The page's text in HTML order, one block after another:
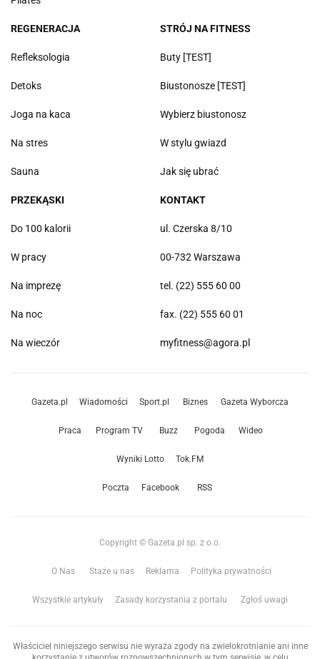
REGENERACJA
Refleksologia
Detoks
Joga na kaca
Na stres
Sauna
STRÓJ NA FITNESS
Buty [TEST]
Biustonosze [TEST]
Wybierz biustonosz
W stylu gwiazd
Jak się ubrać
PRZEKĄSKI
Do 100 kalorii
W pracy
Na imprezę
Na noc
Na wieczór
KONTAKT
ul. Czerska 8/10
00-732 Warszawa
tel. (22) 555 60 00
fax. (22) 555 60 01
myfitness@agora.pl
Gazeta.pl Wiadomości Sport.pl Biznes Gazeta Wyborcza
Praca Program TV Buzz Pogoda Wideo
Wyniki Lotto Tok.FM
Poczta Facebook RSS
Copyright © Gazeta.pl sp. z o.o.
O Nas Staże u nas Reklama Polityka prywatności
Wszystkie artykuły Zasady korzystania z portalu Zgłoś uwagi
Właściciel niniejszego serwisu nie wyraża zgody na zwielokrotnianie ani inne